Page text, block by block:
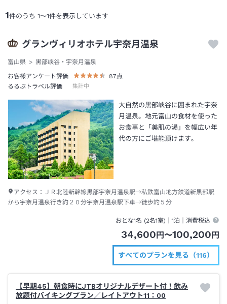
1件のうち 1～1件を表示しています
グランヴィリオホテル宇奈月温泉
富山県
黒部峡谷・宇奈月温泉
お客様アンケート評価
87 点
るるぶトラベル評価
集計中
大自然の黒部峡谷に囲まれた宇奈
月温泉。地元富山の食材を使った
お食事と「美肌の湯」を幅広い年
代の方にご堪能頂けます。
アクセス： ＪＲ北陸新幹線黒部宇奈月温泉駅→私鉄富山地方鉄道新黒部駅
から宇奈月温泉行き約２０分宇奈月温泉駅下車→徒歩約５分
おとな1名 (2名1室)｜1泊 ｜消費税込
34,600 円 〜100,200 円
すべてのプランを見る（116）
【早期45】朝食時にJTBオリジナルデザート付！飲み
放題付バイキングプラン／レイトアウト11：00